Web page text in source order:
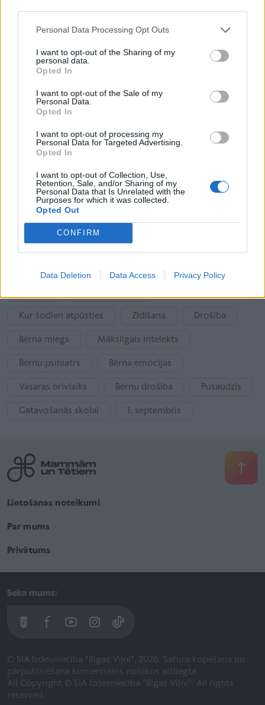
Personal Data Processing Opt Outs
I want to opt-out of the Sharing of my
personal data.
Opted In
I want to opt-out of the Sale of my
Personal Data.
Opted In
I want to opt-out of processing my
Personal Data for Targeted Advertising.
Opted In
I want to opt-out of Collection, Use,
Retention, Sale, and/or Sharing of my
Personal Data that Is Unrelated with the
Purposes for which it was collected.
Opted Out
CONFIRM
Data Deletion Data Access Privacy Policy
turpmāk izmaksās tiešām iespaidīgu pabalstu
Vai ar vasarā uzkrāto D vitamīnu kādam laikam
atslēga” treileri – izskatās maģiski!
Kas īsti vainīgs pie tā, ka Rīgas Dzemdību namā
trūkst ģimenes palātu? Skaidro NVD
Vairāk rakstu
Kur šodien atpūsties Zīdīšana Drošība
Bērna miegs Mākslīgais intelekts
Bērnu psihiatrs Bērna emocijas
Vasaras brīvlaiks Bērnu drošība Pusaudzis
Gatavošanās skolai 1. septembris
Lietošanas noteikumi
Par mums
Privātums
Seko mums:
© SIA Izdevniecība "Rīgas Viļņi", 2026. Satura kopēšana un
pārpublicēšana komerciālos nolūkos aizliegta.
All Copyright © SIA Izdevniecība "Rīgas Viļņi". All rights
reserved.